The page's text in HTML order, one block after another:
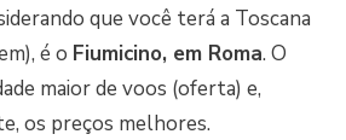
que você terá a Toscana
é o Fiumicino, em Roma. O
maior de voos (oferta) e,
os preços melhores.